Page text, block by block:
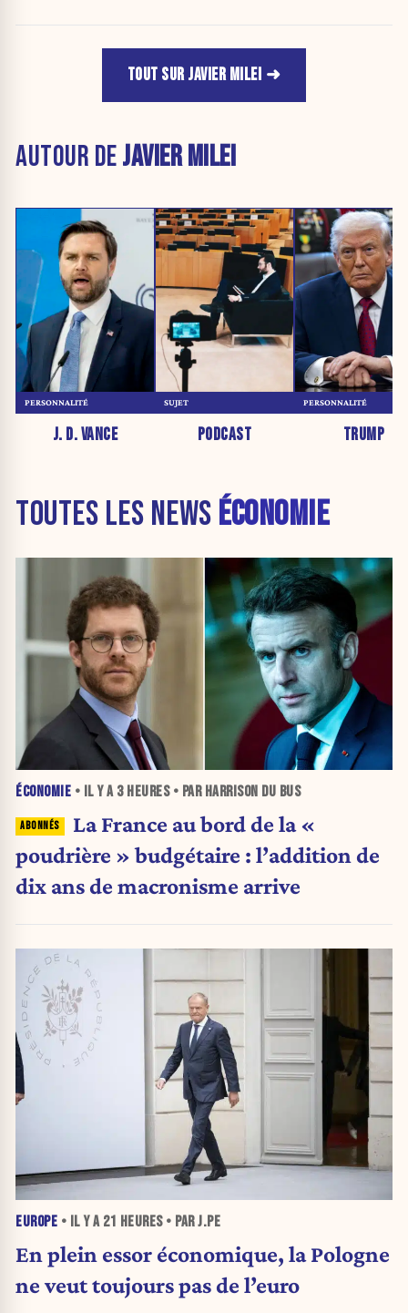
TOUT SUR JAVIER MILEI
AUTOUR DEJAVIER MILEI
J. D. VANCE
PERSONNALITÉ
PODCAST
SUJET
TRUMP
PERSONNALITÉ
TOUTES LES NEWS ÉCONOMIE
ÉCONOMIE • IL Y A 3 HEURES• PAR HARRISON DU BUS
La France au bord de la «
poudrière » budgétaire : l’addition de
dix ans de macronisme arrive
EUROPE • IL Y A 21 HEURES• PAR J.PE
En plein essor économique, la Pologne
ne veut toujours pas de l’euro